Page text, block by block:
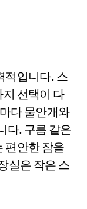
적입니다. 스
선택이 다
다 물안개와
다. 구름 같은
편안한 잠을
실은 작은 스